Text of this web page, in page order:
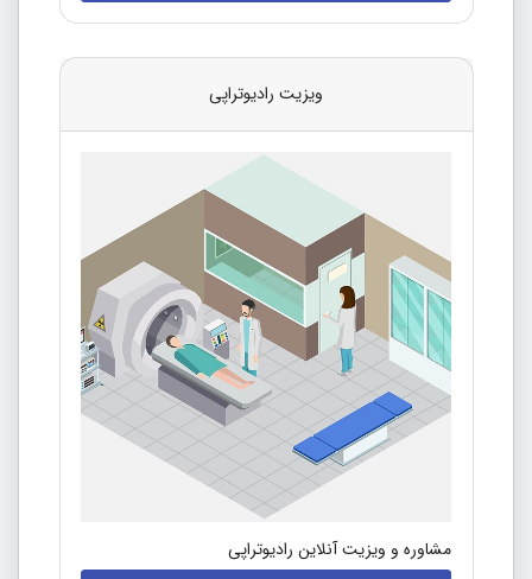
ویزیت رادیوتراپی
مشاوره و ویزیت آنلاین رادیوتراپی